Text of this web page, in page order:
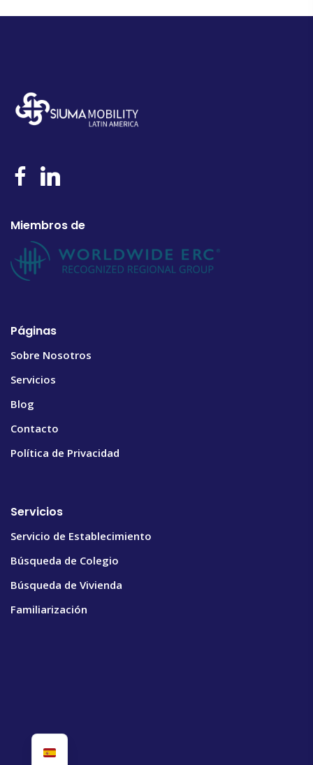
Miembros de
Páginas
Sobre Nosotros
Servicios
Blog
Contacto
Política de Privacidad
Servicios
Servicio de Establecimiento
Búsqueda de Colegio
Búsqueda de Vivienda
Familiarización